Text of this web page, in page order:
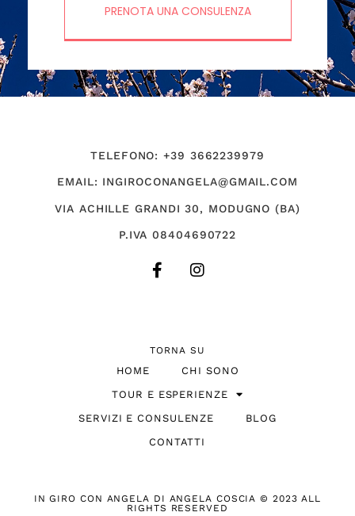
PRENOTA UNA CONSULENZA
TELEFONO: +39 3662239979
EMAIL: INGIROCONANGELA@GMAIL.COM
VIA ACHILLE GRANDI 30, MODUGNO (BA)
P.IVA 08404690722
TORNA SU
HOME
CHI SONO
TOUR E ESPERIENZE
SERVIZI E CONSULENZE
BLOG
CONTATTI
IN GIRO CON ANGELA DI ANGELA COSCIA © 2023 ALL
RIGHTS RESERVED